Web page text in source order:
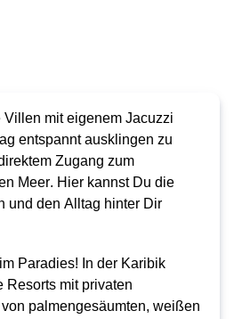
Villen mit eigenem Jacuzzi
entspannt ausklingen zu
Zugang zum
Meer. Hier kannst Du die
und den Alltag hinter Dir
Paradies! In der Karibik
Resorts mit privaten
palmengesäumten, weißen